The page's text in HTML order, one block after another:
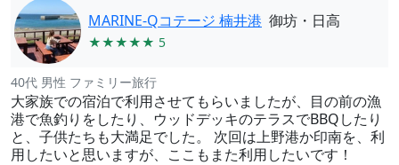
MARINE-Qコテージ 楠井港 御坊・日高
★★★★★ 5
40代 男性 ファミリー旅行
大家族での宿泊で利用させてもらいましたが、目の前の漁
港で魚釣りをしたり、ウッドデッキのテラスでBBQしたり
と、子供たちも大満足でした。 次回は上野港か印南を、利
用したいと思いますが、ここもまた利用したいです！